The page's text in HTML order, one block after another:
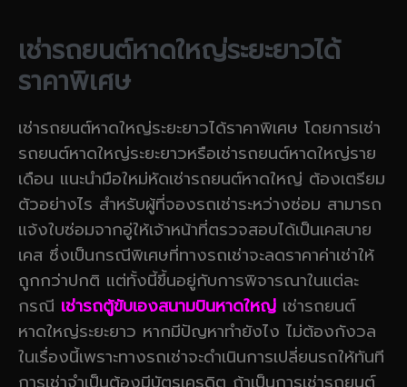
เช่ารถยนต์หาดใหญ่ระยะยาวได้
ราคาพิเศษ
เช่ารถยนต์หาดใหญ่ระยะยาวได้ราคาพิเศษ โดยการเช่า
รถยนต์หาดใหญ่ระยะยาวหรือเช่ารถยนต์หาดใหญ่ราย
เดือน แนะนำมือใหม่หัดเช่ารถยนต์หาดใหญ่ ต้องเตรียม
ตัวอย่างไร สำหรับผู้ที่จองรถเช่าระหว่างซ่อม สามารถ
แจ้งใบซ่อมจากอู่ให้เจ้าหน้าที่ตรวจสอบได้เป็นเคสบาย
เคส ซึ่งเป็นกรณีพิเศษที่ทางรถเช่าจะลดราคาค่าเช่าให้
ถูกกว่าปกติ แต่ทั้งนี้ขึ้นอยู่กับการพิจารณาในแต่ละ
กรณี เช่ารถตู้ขับเองสนามบินหาดใหญ่ เช่ารถยนต์
หาดใหญ่ระยะยาว หากมีปัญหาทำยังไง ไม่ต้องกังวล
ในเรื่องนี้เพราะทางรถเช่าจะดำเนินการเปลี่ยนรถให้ทันที